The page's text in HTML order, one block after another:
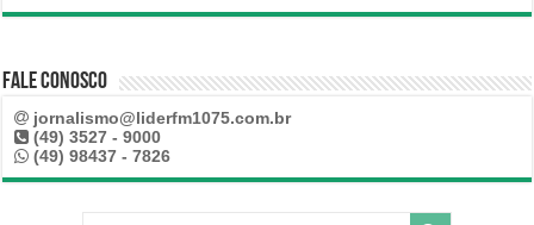
Fale Conosco
jornalismo@liderfm1075.com.br
(49) 3527 - 9000
(49) 98437 - 7826